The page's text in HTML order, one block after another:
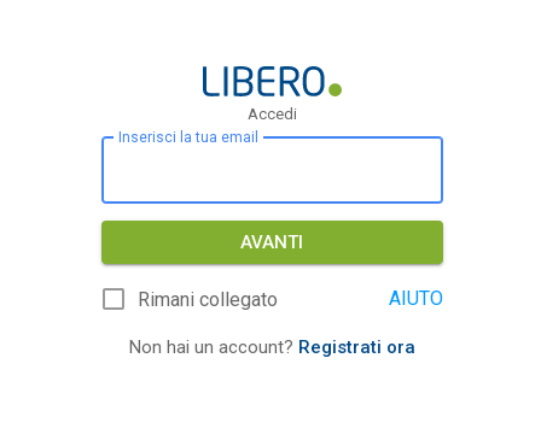
Accedi
Inserisci la tua email
AVANTI
Rimani collegato AIUTO
Non hai un account? Registrati ora